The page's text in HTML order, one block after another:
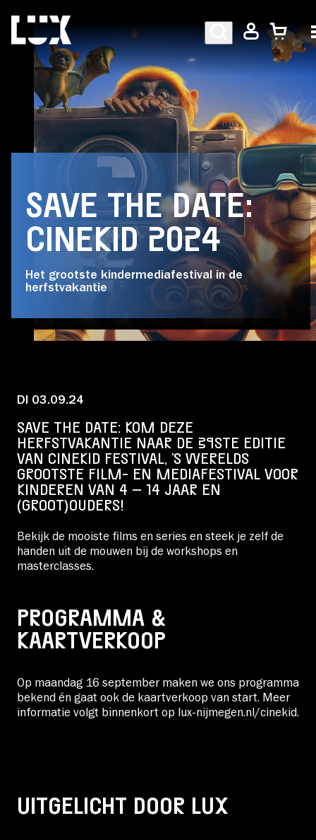
AGENDA
PROGRAMMA
CAFÉ-RESTAURANT
Bezoekersinformatie
Educatie
Nieuws
Account
Volg ons op:
SAVE THE DATE:
CINEKID 2024
Het grootste kindermediafestival in de
herfstvakantie
DI 03.09.24
SAVE THE DATE: KOM DEZE
HERFSTVAKANTIE NAAR DE 39STE EDITIE
VAN CINEKID FESTIVAL, ’S WERELDS
GROOTSTE FILM- EN MEDIAFESTIVAL VOOR
KINDEREN VAN 4 – 14 JAAR EN
(GROOT)OUDERS!
Bekijk de mooiste films en series en steek je zelf de
handen uit de mouwen bij de workshops en
masterclasses.
PROGRAMMA &
KAARTVERKOOP
Op maandag 16 september maken we ons programma
bekend én gaat ook de kaartverkoop van start. Meer
informatie volgt binnenkort op lux-nijmegen.nl/cinekid.
UITGELICHT DOOR LUX